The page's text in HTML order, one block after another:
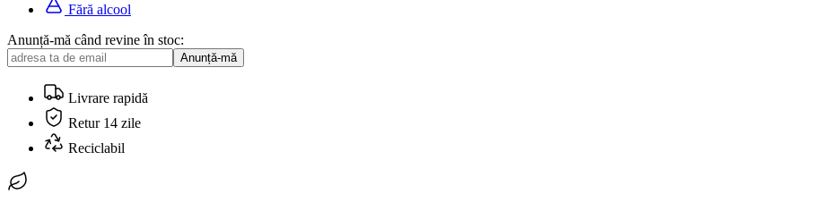
Fără alcool
Anunță-mă când revine în stoc:
Anunță-mă
Livrare rapidă
Retur 14 zile
Reciclabil